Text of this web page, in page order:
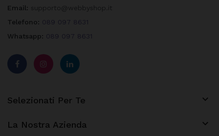
Email:
Telefono: 089 097 8631
Whatsapp: 089 097 8631
Selezionati Per Te 
La Nostra Azienda 